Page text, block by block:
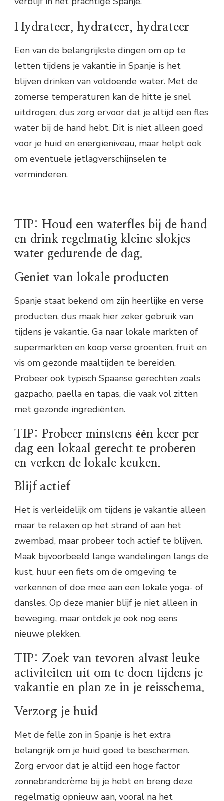
Hydrateer, hydrateer, hydrateer
Een van de belangrijkste dingen om op te
letten tijdens je vakantie in Spanje is het
blijven drinken van voldoende water. Met de
zomerse temperaturen kan de hitte je snel
uitdrogen, dus zorg ervoor dat je altijd een fles
water bij de hand hebt. Dit is niet alleen goed
voor je huid en energieniveau, maar helpt ook
om eventuele jetlagverschijnselen te
verminderen.
TIP: Houd een waterfles bij de hand
en drink regelmatig kleine slokjes
water gedurende de dag.
Geniet van lokale producten
Spanje staat bekend om zijn heerlijke en verse
producten, dus maak hier zeker gebruik van
tijdens je vakantie. Ga naar lokale markten of
supermarkten en koop verse groenten, fruit en
vis om gezonde maaltijden te bereiden.
Probeer ook typisch Spaanse gerechten zoals
gazpacho, paella en tapas, die vaak vol zitten
met gezonde ingrediënten.
TIP: Probeer minstens één keer per
dag een lokaal gerecht te proberen
en verken de lokale keuken.
Blijf actief
Het is verleidelijk om tijdens je vakantie alleen
maar te relaxen op het strand of aan het
zwembad, maar probeer toch actief te blijven.
Maak bijvoorbeeld lange wandelingen langs de
kust, huur een fiets om de omgeving te
verkennen of doe mee aan een lokale yoga- of
dansles. Op deze manier blijf je niet alleen in
beweging, maar ontdek je ook nog eens
nieuwe plekken.
TIP: Zoek van tevoren alvast leuke
activiteiten uit om te doen tijdens je
vakantie en plan ze in je reisschema.
Verzorg je huid
Met de felle zon in Spanje is het extra
belangrijk om je huid goed te beschermen.
Zorg ervoor dat je altijd een hoge factor
zonnebrandcrème bij je hebt en breng deze
regelmatig opnieuw aan, vooral na het